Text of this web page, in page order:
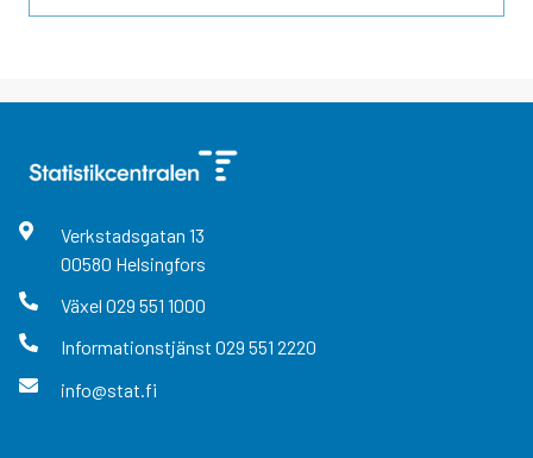
Verkstadsgatan 13
00580 Helsingfors
Växel 029 551 1000
Informationstjänst 029 551 2220
info@stat.fi